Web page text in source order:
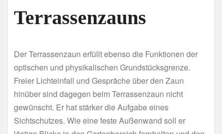
Terrassenzauns
Der Terrassenzaun erfüllt ebenso die Funktionen der
optischen und physikalischen Grundstücksgrenze.
Freier Lichteinfall und Gespräche über den Zaun
hinüber sind dagegen beim Terrassenzaun nicht
gewünscht. Er hat stärker die Aufgabe eines
Sichtschutzes. Wie eine feste Außenwand soll er